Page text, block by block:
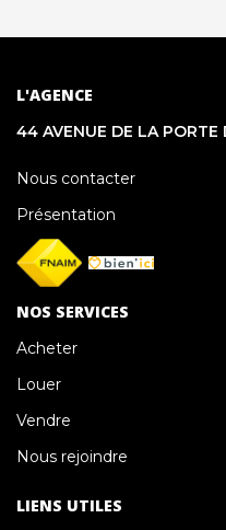
L'AGENCE
44 AVENUE DE LA PORTE
Nous contacter
Présentation
NOS SERVICES
Acheter
Louer
Vendre
Nous rejoindre
LIENS UTILES